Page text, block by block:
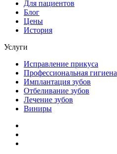
Для пациентов
Блог
Цены
История
Услуги
Исправление прикуса
Профессиональная гигиена
Имплантация зубов
Отбеливание зубов
Лечение зубов
Виниры